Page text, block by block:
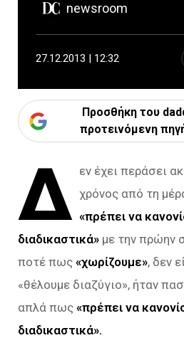
newsroom
27.12.2013 | 12:32
Προσθήκη του
προτεινόμενη
Δ εν έχει περάσει
χρόνος από τη
«πρέπει να
διαδικαστικά» με την πρώην
ποτέ πως «χωρίζουμε», δεν
«θέλουμε διαζύγιο», ήταν
απλά πως «πρέπει να
διαδικαστικά».